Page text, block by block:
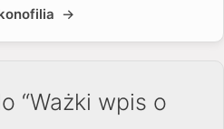
“Ważki wpis o